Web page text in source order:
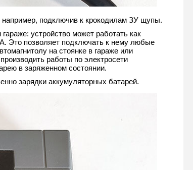
например, подключив к крокодилам ЗУ щупы.
устройство может работать как
Это позволяет подключать к нему любые
на стоянке в гараже или
работы по электросети
в заряженном состоянии.
зарядки аккумуляторных батарей.